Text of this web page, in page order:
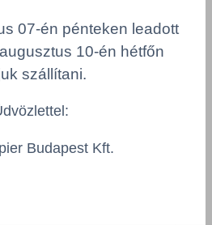
07-én pénteken leadott
10-én hétfőn
szállítani.
Budapest Kft.